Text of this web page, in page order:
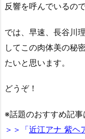
反響を呼んでいるので
では、早速、長谷川
してこの肉体美の秘
たいと思います。
どうぞ！
※話題のおすすめ記事
＞＞「近江アナ 紫ヘ